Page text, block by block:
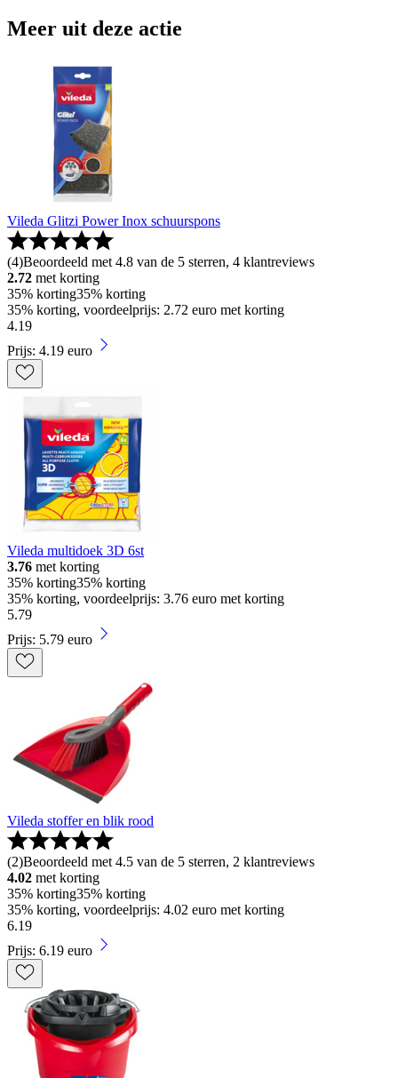
Meer uit deze actie
Vileda Glitzi Power Inox schuurspons
(4)Beoordeeld met 4.8 van de 5 sterren, 4 klantreviews
2.72 met korting
35% korting35% korting
35% korting, voordeelprijs: 2.72 euro met korting
4.19
Prijs: 4.19 euro
Vileda multidoek 3D 6st
3.76 met korting
35% korting35% korting
35% korting, voordeelprijs: 3.76 euro met korting
5.79
Prijs: 5.79 euro
Vileda stoffer en blik rood
(2)Beoordeeld met 4.5 van de 5 sterren, 2 klantreviews
4.02 met korting
35% korting35% korting
35% korting, voordeelprijs: 4.02 euro met korting
6.19
Prijs: 6.19 euro